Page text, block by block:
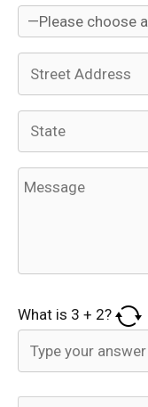
What is 3 + 2?